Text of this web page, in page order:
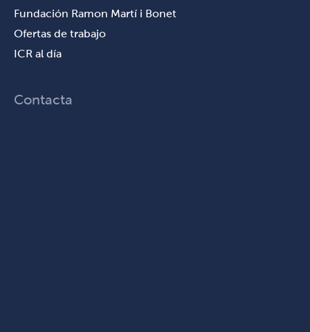
Fundación Ramon Martí i Bonet
Ofertas de trabajo
ICR al día
Contacta